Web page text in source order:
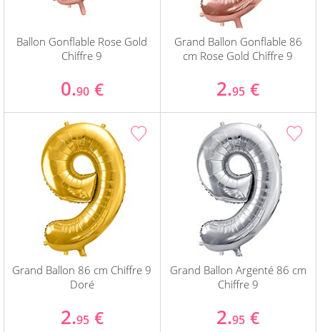
Ballon Gonflable Rose Gold
Chiffre 9
0.90 €
Grand Ballon Gonflable 86
cm Rose Gold Chiffre 9
2.95 €
Grand Ballon 86 cm Chiffre 9
Doré
2.95 €
Grand Ballon Argenté 86 cm
Chiffre 9
2.95 €